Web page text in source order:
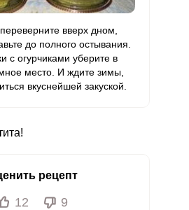
вверх дном,
до полного остывания.
с огурчиками уберите в
место. И ждите зимы,
вкуснейшей закуской.
рецепт
12 9